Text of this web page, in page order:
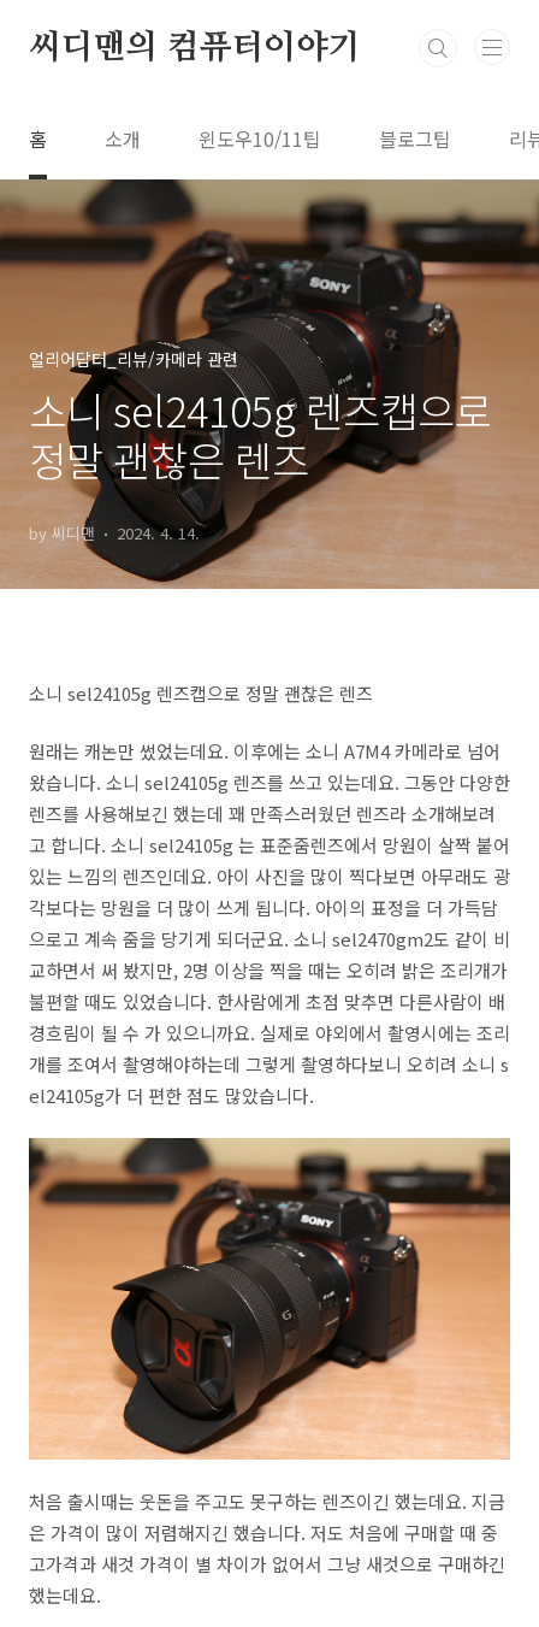
씨디맨의 컴퓨터이야기
홈 소개 윈도우10/11팁 블로그팁 리
얼리어답터_리뷰/카메라 관련
소니 sel24105g 렌즈캡으로
정말 괜찮은 렌즈
by 씨디맨 2024. 4. 14.
소니 sel24105g 렌즈캡으로 정말 괜찮은 렌즈
원래는 캐논만 썼었는데요. 이후에는 소니 A7M4 카메라로 넘어
왔습니다. 소니 sel24105g 렌즈를 쓰고 있는데요. 그동안 다양한
렌즈를 사용해보긴 했는데 꽤 만족스러웠던 렌즈라 소개해보려
고 합니다. 소니 sel24105g 는 표준줌렌즈에서 망원이 살짝 붙어
있는 느낌의 렌즈인데요. 아이 사진을 많이 찍다보면 아무래도 광
각보다는 망원을 더 많이 쓰게 됩니다. 아이의 표정을 더 가득담
으로고 계속 줌을 당기게 되더군요. 소니 sel2470gm2도 같이 비
교하면서 써 봤지만, 2명 이상을 찍을 때는 오히려 밝은 조리개가
불편할 때도 있었습니다. 한사람에게 초점 맞추면 다른사람이 배
경흐림이 될 수 가 있으니까요. 실제로 야외에서 촬영시에는 조리
개를 조여서 촬영해야하는데 그렇게 촬영하다보니 오히려 소니 s
el24105g가 더 편한 점도 많았습니다.
처음 출시때는 웃돈을 주고도 못구하는 렌즈이긴 했는데요. 지금
은 가격이 많이 저렴해지긴 했습니다. 저도 처음에 구매할 때 중
고가격과 새것 가격이 별 차이가 없어서 그냥 새것으로 구매하긴
했는데요.